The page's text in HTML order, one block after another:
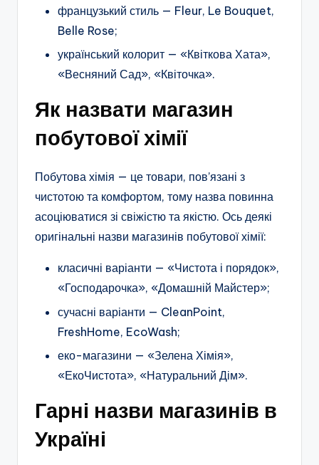
французький стиль — Fleur, Le Bouquet,
Belle Rose;
український колорит — «Квіткова Хата»,
«Весняний Сад», «Квіточка».
Як назвати магазин
побутової хімії
Побутова хімія — це товари, пов’язані з
чистотою та комфортом, тому назва повинна
асоціюватися зі свіжістю та якістю. Ось деякі
оригінальні назви магазинів побутової хімії:
класичні варіанти — «Чистота і порядок»,
«Господарочка», «Домашній Майстер»;
сучасні варіанти — CleanPoint,
FreshHome, EcoWash;
еко-магазини — «Зелена Хімія»,
«ЕкоЧистота», «Натуральний Дім».
Гарні назви магазинів в
Україні